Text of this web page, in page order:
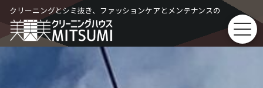
Skip
to
content
クリーニングとシミ抜き、ファッションケアとメンテナンスの